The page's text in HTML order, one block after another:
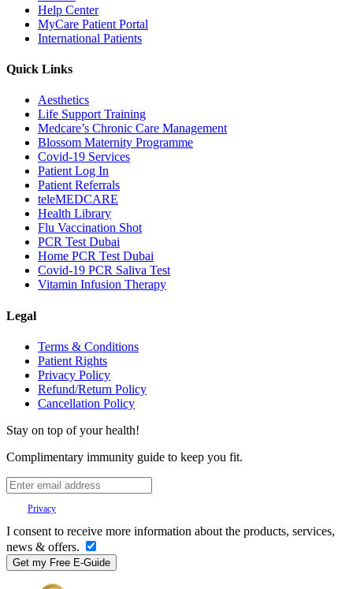
Help Center
MyCare Patient Portal
International Patients
Quick Links
Aesthetics
Life Support Training
Medcare’s Chronic Care Management
Blossom Maternity Programme
Covid-19 Services
Patient Log In
Patient Referrals
teleMEDCARE
Health Library
Flu Vaccination Shot
PCR Test Dubai
Home PCR Test Dubai
Covid-19 PCR Saliva Test
Vitamin Infusion Therapy
Legal
Terms & Conditions
Patient Rights
Privacy Policy
Refund/Return Policy
Cancellation Policy
Stay on top of your health!
Complimentary immunity guide to keep you fit.
Privacy
I consent to receive more information about the products, services,
news & offers.